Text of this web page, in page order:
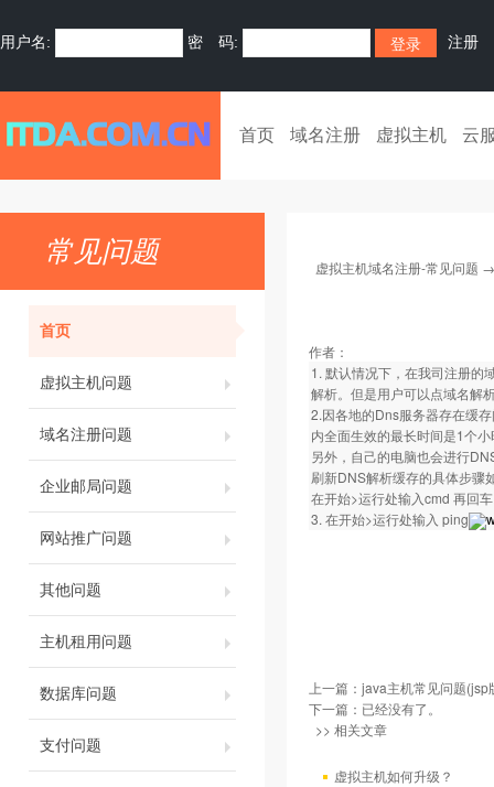
用户名: 密 码: 注册
首页 域名注册 虚拟主机 云
常见问题
首页
虚拟主机问题
域名注册问题
企业邮局问题
网站推广问题
其他问题
主机租用问题
数据库问题
支付问题
虚拟主机域名注册-常见问题
作者：
1. 默认情况下，在我司注册的
解析。但是用户可以点域名解
2.因各地的Dns服务器存在缓
内全面生效的最长时间是1个
另外，自己的电脑也会进行
刷新DNS解析缓存的具体步骤
在开始>运行处输入cmd 再回
3. 在开始>运行处输入 ping
上一篇： java主机常见问题(jsp
下一篇：已经没有了。
>> 相关文章
虚拟主机如何升级？